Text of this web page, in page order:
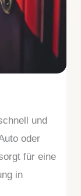
und
oder
für eine
in